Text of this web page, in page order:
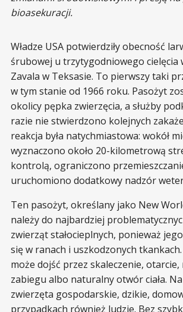
bioasekuracji.
Władze USA potwierdziły obecność
śrubowej u trzytygodniowego cielęcia
Zavala w Teksasie. To pierwszy taki
w tym stanie od 1966 roku. Pasożyt
okolicy pępka zwierzęcia, a służby
razie nie stwierdzono kolejnych
reakcja była natychmiastowa: wokół
wyznaczono około 20-kilometrową
kontrolą, ograniczono
uruchomiono dodatkowy nadzór
Ten pasożyt, określany jako New
należy do najbardziej
zwierząt stałocieplnych, ponieważ
się w ranach i uszkodzonych
może dojść przez skaleczenie, otarcie,
zabiegu albo naturalny otwór ciała.
zwierzęta gospodarskie, dzikie,
przypadkach również ludzie. Bez